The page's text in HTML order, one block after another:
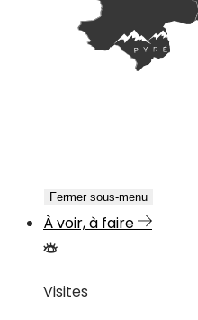
Fermer sous-menu
À voir, à faire
Visites